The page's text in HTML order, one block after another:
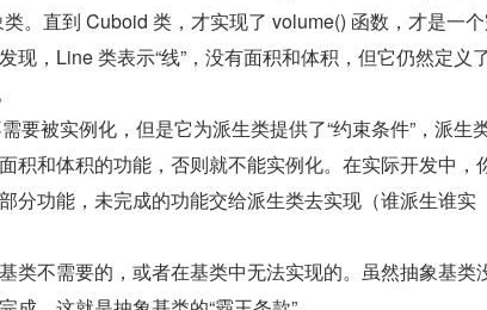
。直到 Cuboid 类，才实现了 volume() 函数，才是一
现，Line 类表示“线”，没有面积和体积，但它仍然定义
要被实例化，但是它为派生类提供了“约束条件”，派生
积和体积的功能，否则就不能实例化。在实际开发中，
分功能，未完成的功能交给派生类去实现（谁派生谁实
类不需要的，或者在基类中无法实现的。虽然抽象基类